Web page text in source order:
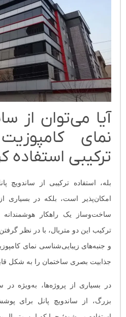
آیا می‌توان از
نمای
ترکیبی استفاده
بله، استفاده ترکیبی از ساندویچ
امکان‌پذیر است، بلکه در بسیاری
ساخت‌وساز یک راهکار
ترکیب این دو متریال، با در نظر
و جنبه‌های زیبایی‌شناسی نمای
جذابیت بصری ساختمان را به شکل
در بسیاری از پروژه‌ها، به‌ویژه در
بزرگ، از ساندویچ پانل برای